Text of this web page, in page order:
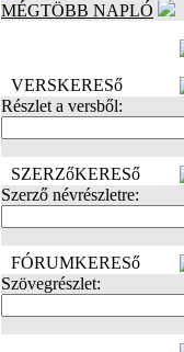
MÉGTÖBB NAPLÓ
VERSKERESő
Részlet a versből:
SZERZőKERESő
Szerző névrészletre:
FÓRUMKERESő
Szövegrészlet: